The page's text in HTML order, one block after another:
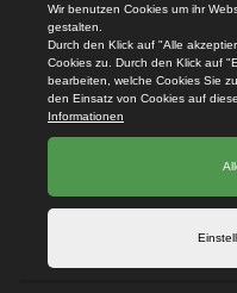
Datenschutzerklärung
Teamsports 2
Dein Sportverein online